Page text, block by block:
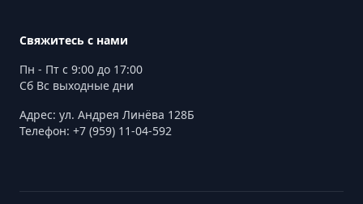
Свяжитесь с нами
Пн - Пт с 9:00 до 17:00
Сб Вс выходные дни
Адрес: ул. Андрея Линёва 128Б
Телефон: +7 (959) 11-04-592